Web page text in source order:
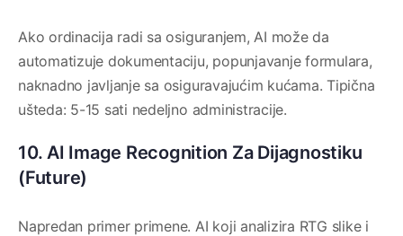
Ako ordinacija radi sa osiguranjem, AI može da
automatizuje dokumentaciju, popunjavanje formulara,
naknadno javljanje sa osiguravajućim kućama. Tipična
ušteda: 5-15 sati nedeljno administracije.
10. AI Image Recognition Za Dijagnostiku
(Future)
Napredan primer primene. AI koji analizira RTG slike i